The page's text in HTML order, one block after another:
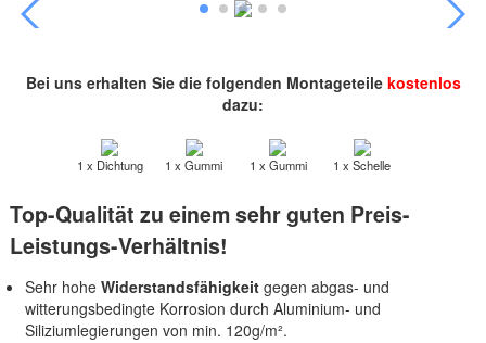
Bei uns erhalten Sie die folgenden Montageteile kostenlos
dazu:
1 x Dichtung 1 x Gummi 1 x Gummi 1 x Schelle
Top-Qualität zu einem sehr guten Preis-
Leistungs-Verhältnis!
Sehr hohe Widerstandsfähigkeit gegen abgas- und
witterungsbedingte Korrosion durch Aluminium- und
Siliziumlegierungen von min. 120g/m².